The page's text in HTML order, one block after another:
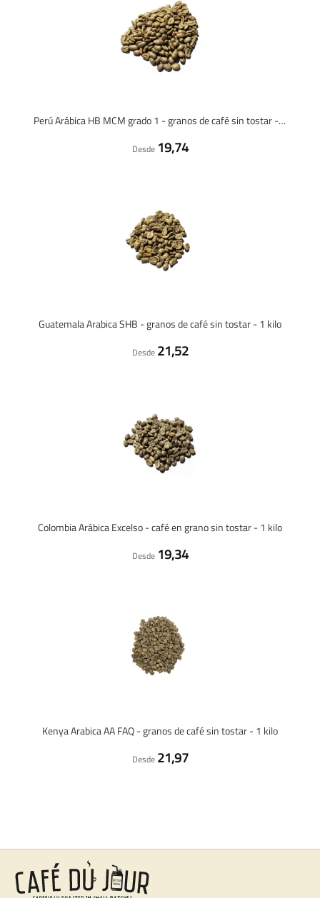
Perú Arábica HB MCM grado 1 - granos de café sin tostar - 1 kilo
Desde 19,74
Guatemala Arabica SHB - granos de café sin tostar - 1 kilo
Desde 21,52
Colombia Arábica Excelso - café en grano sin tostar - 1 kilo
Desde 19,34
Kenya Arabica AA FAQ - granos de café sin tostar - 1 kilo
Desde 21,97